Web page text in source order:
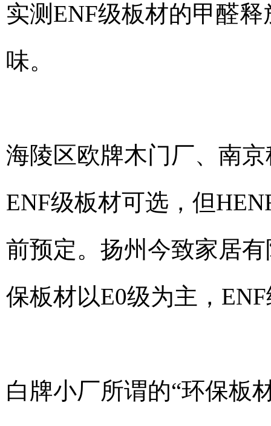
实测ENF级板材的甲醛释
味。
海陵区欧牌木门厂、南
ENF级板材可选，但
前预定。扬州今致家居
保板材以E0级为主，
白牌小厂所谓的“环保板